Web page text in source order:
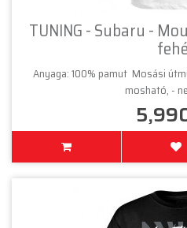
TUNING - Subaru -
Anyaga: 100% pamut Mosási
mosható, -